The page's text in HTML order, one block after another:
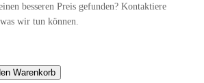
besseren Preis gefunden? Kontaktiere
wir tun können.
Warenkorb